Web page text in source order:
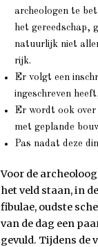
archeologen te
het gereedschap,
natuurlijk niet
rijk.
Er volgt een
ingeschreven
Er wordt ook over
met geplande
Pas nadat deze
Voor de
het veld staan, in
fibulae, oudste
van de dag een
gevuld. Tijdens de